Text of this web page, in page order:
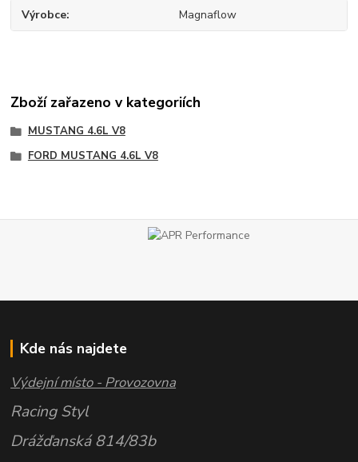
Výrobce Magnaflow
Zboží zařazeno v kategoriích
MUSTANG 4.6L V8
FORD MUSTANG 4.6L V8
Kde nás najdete
Výdejní místo - Provozovna
Racing Styl
Drážďanská 814/83b